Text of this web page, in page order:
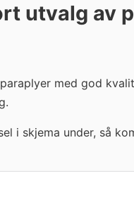
utvalg av
med god
i skjema under, så